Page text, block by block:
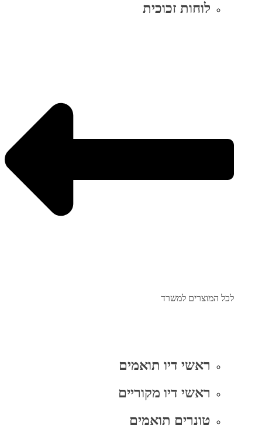
לוחות זכוכית
לכל המוצרים למשרד
ראשי דיו תואמים
ראשי דיו מקוריים
טונרים תואמים